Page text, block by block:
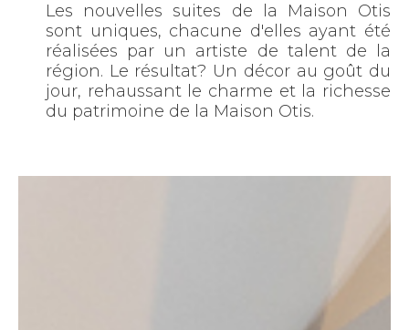
Les nouvelles suites de la Maison Otis
sont uniques, chacune d'elles ayant été
réalisées par un artiste de talent de la
région. Le résultat? Un décor au goût du
jour, rehaussant le charme et la richesse
du patrimoine de la Maison Otis.